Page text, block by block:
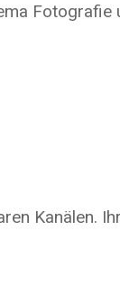
Fotografie
Kanälen.